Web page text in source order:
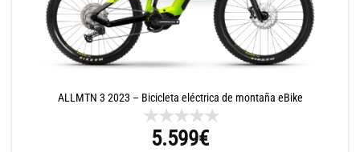
ALLMTN 3 2023 – Bicicleta eléctrica de montaña eBike
5.599€